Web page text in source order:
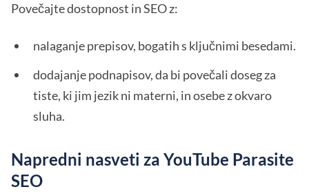
Povečajte dostopnost in SEO z:
nalaganje prepisov, bogatih s ključnimi besedami.
dodajanje podnapisov, da bi povečali doseg za
tiste, ki jim jezik ni materni, in osebe z okvaro
sluha.
Napredni nasveti za YouTube Parasite
SEO